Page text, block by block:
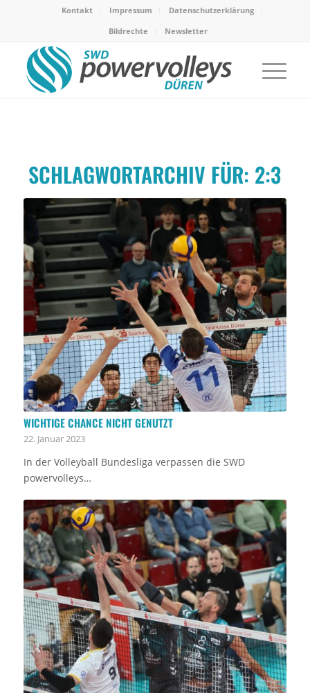
Kontakt Impressum
Datenschutzerklärung
Bildrechte
Newsletter
SCHLAGWORTARCHIV FÜR: 2:3
WICHTIGE CHANCE NICHT GENUTZT
22. Januar 2023
In der Volleyball Bundesliga verpassen die SWD
powervolleys…